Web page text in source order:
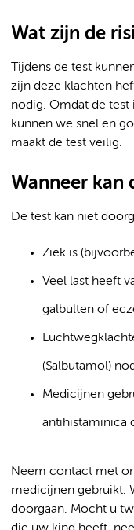
Wat zijn de
Tijdens de test
zijn deze klachten
nodig. Omdat de test
kunnen we snel en
maakt de test veilig.
Wanneer kan
De test kan niet
Ziek is
Veel last heeft
galbulten of
(Salbutamol)
Medicijnen
antihistaminica
Neem contact met
medicijnen gebruikt.
doorgaan. Mocht u